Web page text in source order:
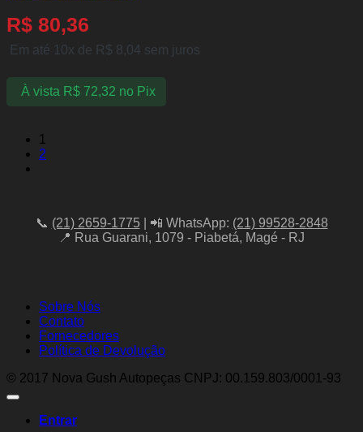
R$ 80,36
Em até 10x de R$ 8,04 sem juros
À vista R$72,32 no Pix
1
2
📞 (21) 2659-1775| 📲 WhatsApp: (21) 99528-2848
📍 Rua Guarani, 1079 - Piabetá, Magé - RJ
Sobre Nós
Contato
Fornecedores
Política de Devolução
© 2017 Nova Gush Autopeças CNPJ: 00.159.803/0001-93
Entrar